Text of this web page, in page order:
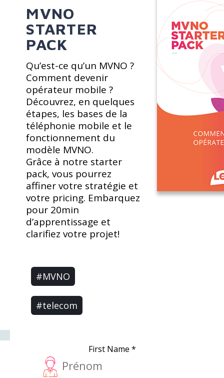
MVNO
STARTER
PACK
Qu’est-ce qu’un MVNO ?
Comment devenir
opérateur mobile ?
Découvrez, en quelques
étapes, les bases de la
téléphonie mobile et le
fonctionnement du
modèle MVNO.
Grâce à notre starter
pack, vous pourrez
affiner votre stratégie et
votre pricing. Embarquez
pour 20min
d’apprentissage et
clarifiez votre projet!
#MVNO
#telecom
First Name *